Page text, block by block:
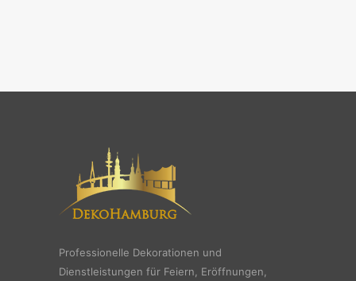
Professionelle Dekorationen und
Dienstleistungen für Feiern, Eröffnungen,